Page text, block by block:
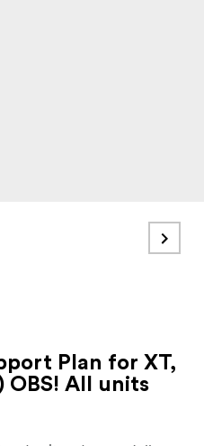
Plan for XT,
OBS! All units